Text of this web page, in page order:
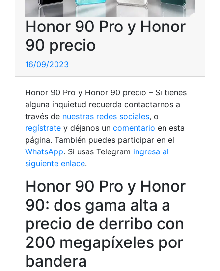
Honor 90 Pro y Honor
90 precio
16/09/2023
Honor 90 Pro y Honor 90 precio – Si tienes
alguna inquietud recuerda contactarnos a
través de nuestras redes sociales, o
regístrate y déjanos un comentario en esta
página. También puedes participar en el
WhatsApp. Si usas Telegram ingresa al
siguiente enlace.
Honor 90 Pro y Honor
90: dos gama alta a
precio de derribo con
200 megapíxeles por
bandera